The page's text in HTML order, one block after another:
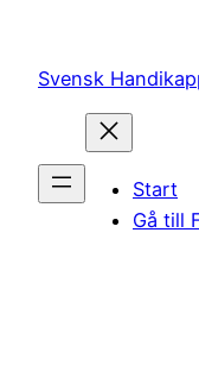
innehåll
Svensk
Start
Gå till